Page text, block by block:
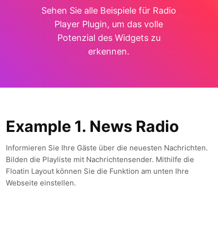
Sehen Sie alle Beispiele für Radio
Player Plugin, um das volle
Potenzial des Widgets zu
erkennen.
Example 1. News Radio
Informieren Sie Ihre Gäste über die neuesten Nachrichten.
Bilden die Playliste mit Nachrichtensender. Mithilfe die
Floatin Layout können Sie die Funktion am unten Ihre
Webseite einstellen.